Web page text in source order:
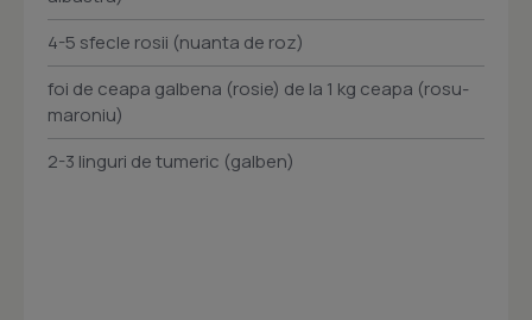
4-5 sfecle rosii (nuanta de roz)
foi de ceapa galbena (rosie) de la 1 kg ceapa (rosu-
maroniu)
2-3 linguri de tumeric (galben)